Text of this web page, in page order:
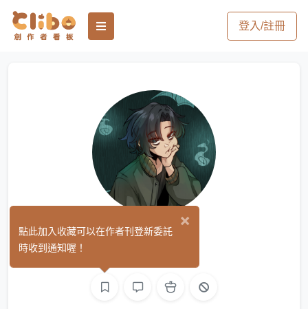
登入/註冊
飯 (0)
×
點此加入收藏可以在作者刊登新委託
時收到通知喔！